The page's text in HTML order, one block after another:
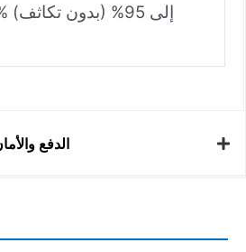
5% إلى 95% (بدون تكاثف)
الدفع